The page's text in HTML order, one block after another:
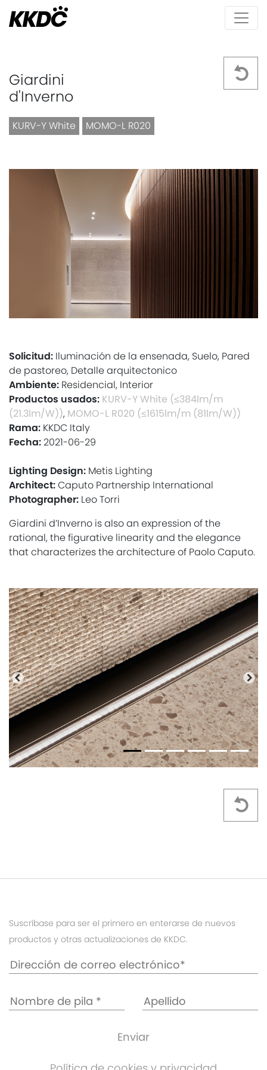
Giardini
d'Inverno
KURV-Y White MOMO-L R020
Solicitud: Iluminación de la ensenada, Suelo, Pared
de pastoreo, Detalle arquitectonico
Ambiente: Residencial, Interior
Productos usados: KURV-Y White (≤384lm/m
(21.3lm/W)), MOMO-L R020 (≤1615lm/m (81lm/W))
Rama: KKDC Italy
Fecha:2021-06-29
Lighting Design: Metis Lighting
Architect:Caputo Partnership International
Photographer: Leo Torri
Giardini d’Inverno is also an expression of the
rational, the figurative linearity and the elegance
that characterizes the architecture of Paolo Caputo.
Anterior
Suscríbase para ser el primero en enterarse de nuevos
productos y otras actualizaciones de KKDC.